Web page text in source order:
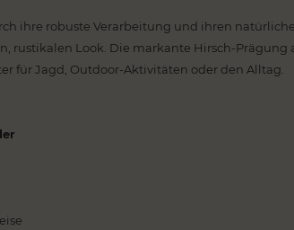
ihre robuste Verarbeitung und ihren
rustikalen Look. Die markante Hirsch-Prägung
für Jagd, Outdoor-Aktivitäten oder den Alltag.